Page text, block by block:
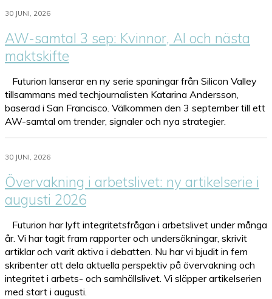
30 JUNI, 2026
AW-samtal 3 sep: Kvinnor, AI och nästa
maktskifte
Futurion lanserar en ny serie spaningar från Silicon Valley
tillsammans med techjournalisten Katarina Andersson,
baserad i San Francisco. Välkommen den 3 september till ett
AW-samtal om trender, signaler och nya strategier.
30 JUNI, 2026
Övervakning i arbetslivet: ny artikelserie i
augusti 2026
Futurion har lyft integritetsfrågan i arbetslivet under många
år. Vi har tagit fram rapporter och undersökningar, skrivit
artiklar och varit aktiva i debatten. Nu har vi bjudit in fem
skribenter att dela aktuella perspektiv på övervakning och
integritet i arbets- och samhällslivet. Vi släpper artikelserien
med start i augusti.